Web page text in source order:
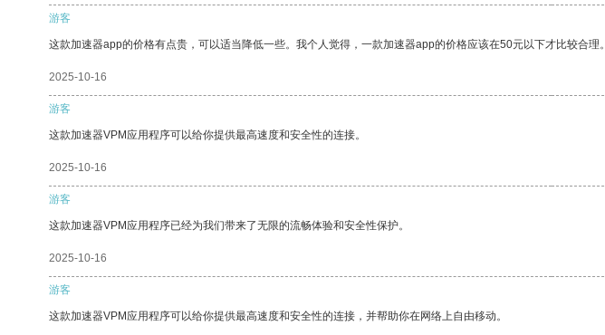
游客
这款加速器app的价格有点贵，可以适当降低一些。我个人觉得，一款加速器app的价格应该在50元以下才比较合理。
2025-10-16
游客
这款加速器VPM应用程序可以给你提供最高速度和安全性的连接。
2025-10-16
游客
这款加速器VPM应用程序已经为我们带来了无限的流畅体验和安全性保护。
2025-10-16
游客
这款加速器VPM应用程序可以给你提供最高速度和安全性的连接，并帮助你在网络上自由移动。